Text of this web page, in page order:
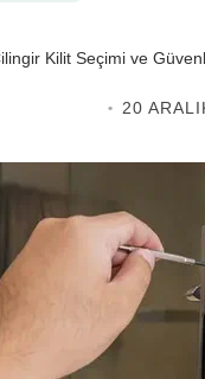
Kilit Seçimi ve
20